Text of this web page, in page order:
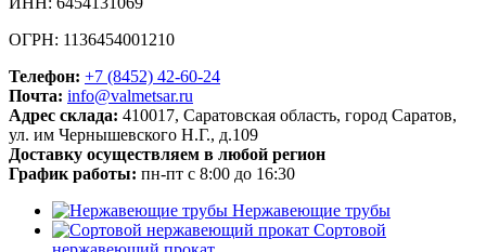
ОГРН: 1136454001210
Телефон: +7 (8452) 42-60-24
Почта: info@valmetsar.ru
Адрес склада: 410017, Саратовская область, город Саратов,
ул. им Чернышевского Н.Г., д.109
Доставку осуществляем в любой регион
График работы: пн-пт с 8:00 до 16:30
Нержавеющие трубы
Сортовой